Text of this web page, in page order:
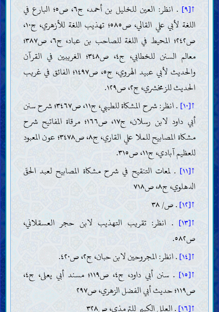
↑[٩]
. انظر: العين للخليل بن أحمد، ج٦، ص٥؛ البارع في
اللغة لأبي علي القالي، ص٥٨٥؛ تهذيب اللغة للأزهري، ج١٠،
ص٢٤٢؛ المحيط في اللغة للصاحب بن عباد، ج٦، ص٣٨٧؛
معالم السنن للخطابي، ج٤، ص٣٤٨؛ الغريبين في القرآن
والحديث لأبي عبيد الهروي، ج٥، ص١٤٩٧؛ الفائق في غريب
الحديث للزمخشري، ج٢، ص١٢٩.
↑[١٠]
. انظر: شرح المشكاة للطيبي، ج١١، ص٣٤٦٧؛ شرح سنن
أبي داود لابن رسلان، ج١٧، ص١٦٦؛ مرقاة المفاتيح شرح
مشكاة المصابيح للملا علي القاري، ج٨، ص٣٤٧٨؛ عون المعبود
للعظيم آبادي، ج١١، ص٣١٥.
↑[١١]
. لمعات التنقيح في شرح مشكاة المصابيح لعبد الحقّ
الدهلوي، ج٨، ص٧١٨
↑[١٢] . ص/ ٣٨
↑[١٣]
. انظر: تقريب التهذيب لابن حجر العسقلاني،
ص٥٨٢.
↑[١٤] . انظر: المجروحين لابن حبان، ج٢، ص٤٢٠.
↑[١٥]
. سنن أبي داود، ج٤، ص١١٩؛ مسند أبي يعلى، ج٤،
ص١١٩؛ حديث أبي الفضل الزهري، ص٢٩٧
↑[١٦]
. العلل الكبير للترمذي، ص٣٢٨